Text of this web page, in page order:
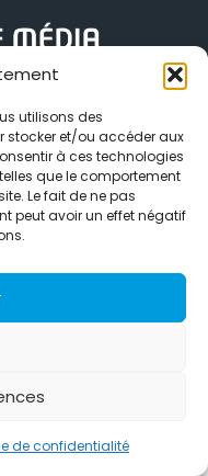
utilisons des
stocker et/ou accéder aux
à ces technologies
que le comportement
Le fait de ne pas
peut avoir un effet négatif
de confidentialité
relations presse et de
1995, elle conçoit et
et à l’international
partenaires.